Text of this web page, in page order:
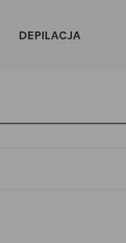
DEPILACJA